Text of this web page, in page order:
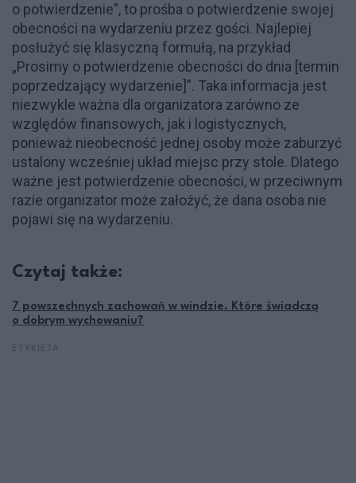
o potwierdzenie”, to prośba o potwierdzenie swojej
obecności na wydarzeniu przez gości. Najlepiej
posłużyć się klasyczną formułą, na przykład
„Prosimy o potwierdzenie obecności do dnia [termin
poprzedzający wydarzenie]”. Taka informacja jest
niezwykle ważna dla organizatora zarówno ze
względów finansowych, jak i logistycznych,
ponieważ nieobecność jednej osoby może zaburzyć
ustalony wcześniej układ miejsc przy stole. Dlatego
ważne jest potwierdzenie obecności, w przeciwnym
razie organizator może założyć, że dana osoba nie
pojawi się na wydarzeniu.
Czytaj także:
7 powszechnych zachowań w windzie. Które świadczą
o dobrym wychowaniu?